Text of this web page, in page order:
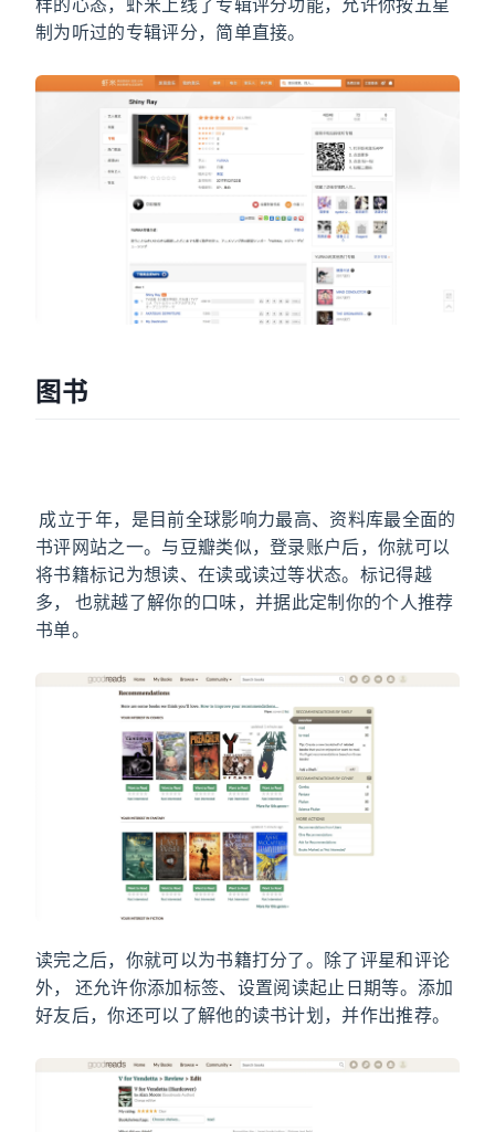
样的心态，虾米上线了专辑评分功能，允许你按五星
制为听过的专辑评分，简单直接。
图书
成立于 2007 年，是目前全球影响力最高、资料库最全面的
书评网站之一。与豆瓣类似，登录账户后，你就可以
将书籍标记为想读、在读或读过等状态。标记得越
多，Goodreads 也就越了解你的口味，并据此定制你的个人推荐
书单。
读完之后，你就可以为书籍打分了。除了评星和评论
外，Goodreads 还允许你添加标签、设置阅读起止日期等。添加
好友后，你还可以了解他的读书计划，并作出推荐。